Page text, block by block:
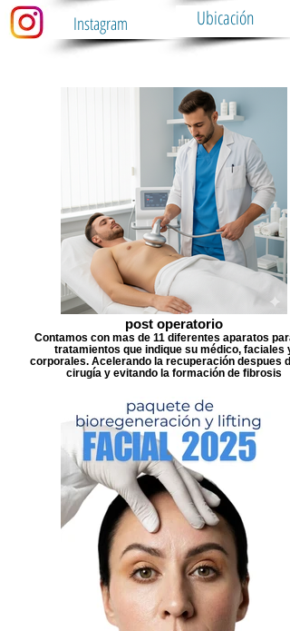
Instagram
Ubicación
post operatorio
Contamos con mas de 11 diferentes aparatos
tratamientos que indique su médico, faciales y
corporales. Acelerando la recuperación despues
cirugía y evitando la formación de fibrosis